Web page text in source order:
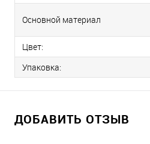
Основной материал
Цвет:
Упаковка:
ДОБАВИТЬ ОТЗЫВ